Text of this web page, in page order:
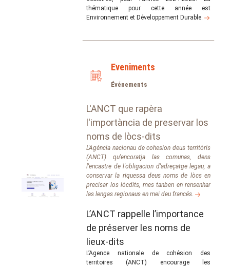
thématique pour cette année est
Environnement et Développement Durable.
Eveniments
Événements
L'ANCT que rapèra
l'importància de preservar los
noms de lòcs-dits
L'Agéncia nacionau de cohesion deus territòris
(ANCT) qu'encoratja las comunas, dens
l'encastre de l'obligacion d'adreçatge legau, a
conservar la riquessa deus noms de lòcs en
precisar los lòcdits, mes tanben en rensenhar
las lengas regionaus en mei deu francés.
L’ANCT rappelle l’importance
de préserver les noms de
lieux-dits
L’Agence nationale de cohésion des
territoires (ANCT) encourage les